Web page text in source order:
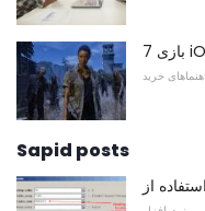
خرید
Sapid posts